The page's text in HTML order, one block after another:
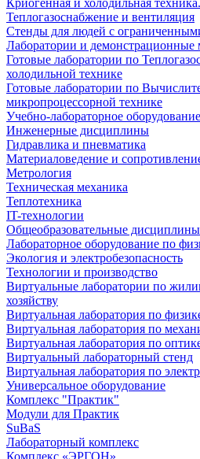
Криогенная и холодильная
Теплогазоснабжение и вентиляция
Стенды для людей с
Лаборатории и демонстрационные
Готовые лаборатории по
холодильной технике
Готовые лаборатории по
микропроцессорной технике
Учебно-лабораторное
Инженерные дисциплины
Гидравлика и пневматика
Материаловедение и
Метрология
Техническая механика
Теплотехника
IT-технологии
Общеобразовательные дисциплины
Лабораторное оборудование по
Экология и электробезопасность
Технологии и производство
Виртуальные лаборатории по
хозяйству
Виртуальная лаборатория по
Виртуальная лаборатория по
Виртуальная лаборатория по
Виртуальный лабораторный стенд
Виртуальная лаборатория по
Универсальное оборудование
Комплекс "Практик"
Модули для Практик
SuBaS
Лабораторный комплекс
Комплекс «ЭРГОН»